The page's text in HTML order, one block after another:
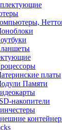
платы
Памяти
накопители